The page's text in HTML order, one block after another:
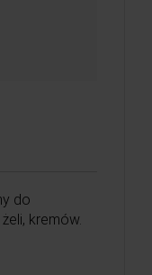
do
kremów.